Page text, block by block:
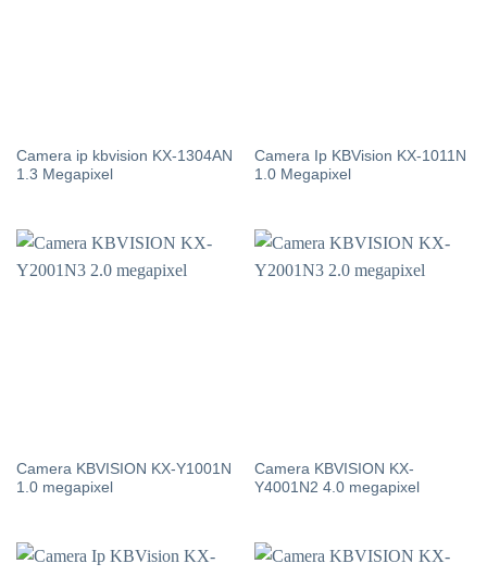
Camera ip kbvision KX-1304AN
1.3 Megapixel
Camera Ip KBVision KX-1011N
1.0 Megapixel
Camera KBVISION KX-Y1001N
1.0 megapixel
Camera KBVISION KX-
Y4001N2 4.0 megapixel